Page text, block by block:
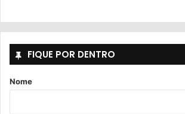
FIQUE POR DENTRO
Nome